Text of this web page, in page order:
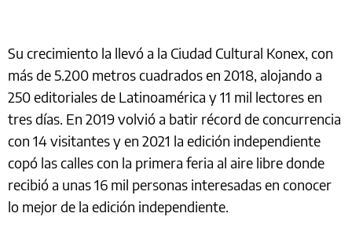
Su crecimiento la llevó a la Ciudad Cultural Konex, con
más de 5.200 metros cuadrados en 2018, alojando a
250 editoriales de Latinoamérica y 11 mil lectores en
tres días. En 2019 volvió a batir récord de concurrencia
con 14 visitantes y en 2021 la edición independiente
copó las calles con la primera feria al aire libre donde
recibió a unas 16 mil personas interesadas en conocer
lo mejor de la edición independiente.